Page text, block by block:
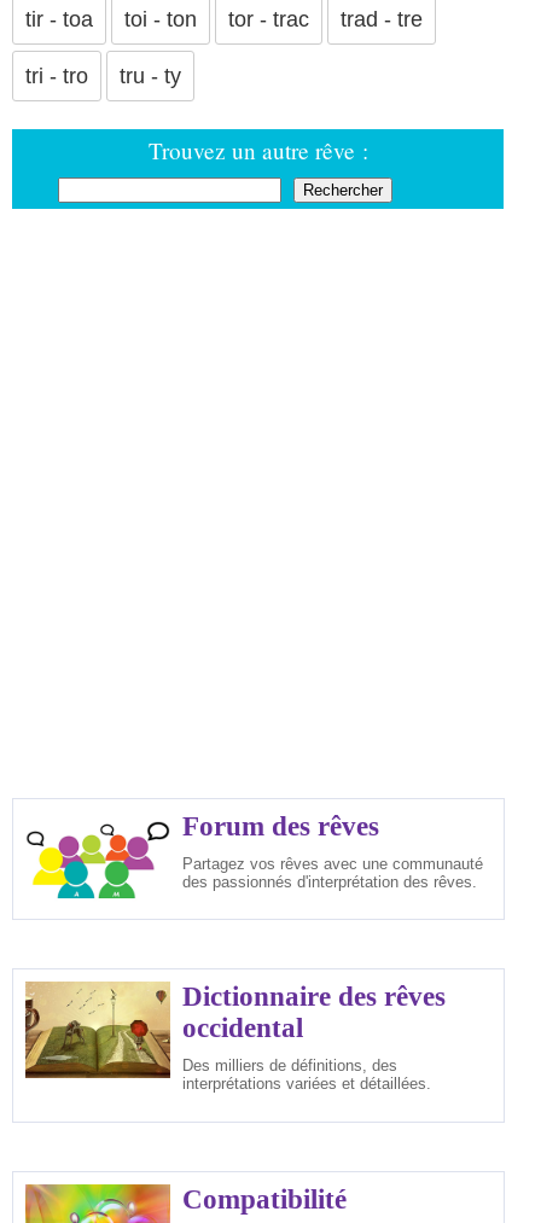
tir - toa toi - ton tor - trac trad - tre
tri - tro tru - ty
Trouvez un autre rêve :
Forum des rêves
Partagez vos rêves avec une communauté
des passionnés d'interprétation des rêves.
Dictionnaire des rêves
occidental
Des milliers de définitions, des
interprétations variées et détaillées.
Compatibilité